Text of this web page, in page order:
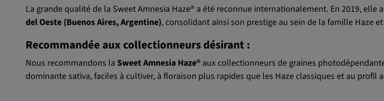
La grande qualité de la Sweet Amnesia Haze® a été reconnue internationalement. En 2019, elle
del Oeste (Buenos Aires, Argentine), consolidant ainsi son prestige au sein de la famille Haze
Recommandée aux collectionneurs désirant :
Nous recommandons la Sweet Amnesia Haze® aux collectionneurs de graines
dominante sativa, faciles à cultiver, à floraison plus rapides que les Haze classiques et au